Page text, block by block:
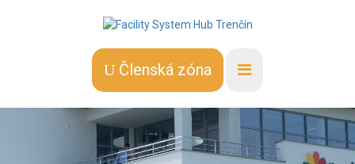
Členská zóna